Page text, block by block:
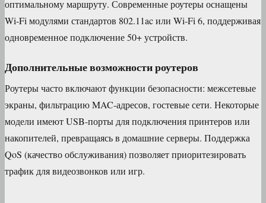
оптимальному маршруту. Современные роутеры оснащены
Wi-Fi модулями стандартов 802.11ac или Wi-Fi 6, поддерживая
одновременное подключение 50+ устройств.
Дополнительные возможности роутеров
Роутеры часто включают функции безопасности: межсетевые
экраны, фильтрацию MAC-адресов, гостевые сети. Некоторые
модели имеют USB-порты для подключения принтеров или
накопителей, превращаясь в домашние серверы. Поддержка
QoS (качество обслуживания) позволяет приоритезировать
трафик для видеозвонков или игр.